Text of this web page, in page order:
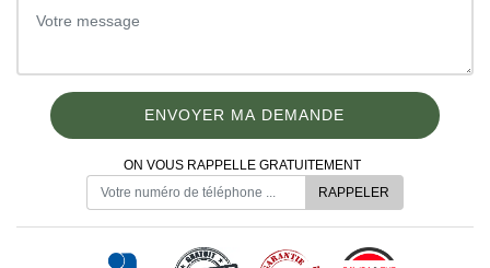
ON VOUS RAPPELLE GRATUITEMENT